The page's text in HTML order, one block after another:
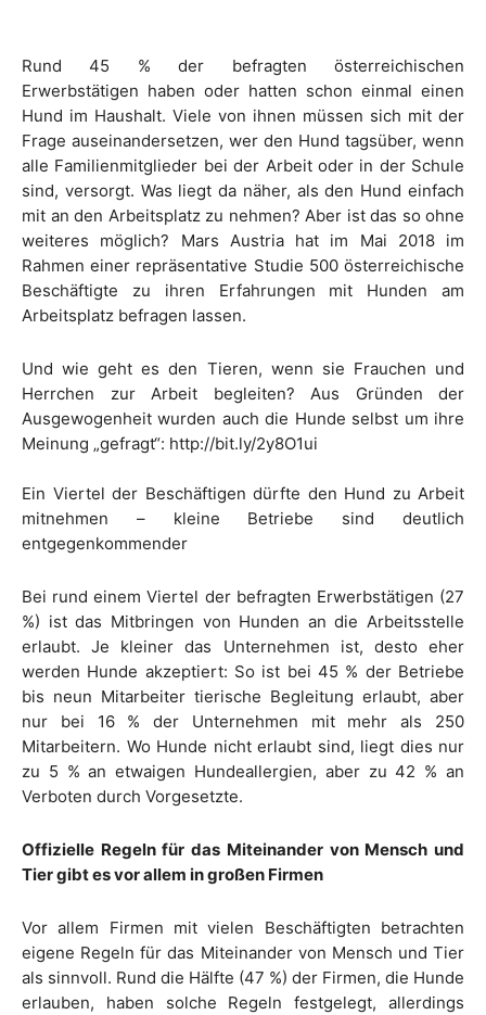
Rund 45 % der befragten österreichischen
Erwerbstätigen haben oder hatten schon einmal einen
Hund im Haushalt. Viele von ihnen müssen sich mit der
Frage auseinandersetzen, wer den Hund tagsüber, wenn
alle Familienmitglieder bei der Arbeit oder in der Schule
sind, versorgt. Was liegt da näher, als den Hund einfach
mit an den Arbeitsplatz zu nehmen? Aber ist das so ohne
weiteres möglich? Mars Austria hat im Mai 2018 im
Rahmen einer repräsentative Studie 500 österreichische
Beschäftigte zu ihren Erfahrungen mit Hunden am
Arbeitsplatz befragen lassen.
Und wie geht es den Tieren, wenn sie Frauchen und
Herrchen zur Arbeit begleiten? Aus Gründen der
Ausgewogenheit wurden auch die Hunde selbst um ihre
Meinung „gefragt“: http://bit.ly/2y8O1ui
Ein Viertel der Beschäftigen dürfte den Hund zu Arbeit
mitnehmen – kleine Betriebe sind deutlich
entgegenkommender
Bei rund einem Viertel der befragten Erwerbstätigen (27
%) ist das Mitbringen von Hunden an die Arbeitsstelle
erlaubt. Je kleiner das Unternehmen ist, desto eher
werden Hunde akzeptiert: So ist bei 45 % der Betriebe
bis neun Mitarbeiter tierische Begleitung erlaubt, aber
nur bei 16 % der Unternehmen mit mehr als 250
Mitarbeitern. Wo Hunde nicht erlaubt sind, liegt dies nur
zu 5 % an etwaigen Hundeallergien, aber zu 42 % an
Verboten durch Vorgesetzte.
Offizielle Regeln für das Miteinander von Mensch und
Tier gibt es vor allem in großen Firmen
Vor allem Firmen mit vielen Beschäftigten betrachten
eigene Regeln für das Miteinander von Mensch und Tier
als sinnvoll. Rund die Hälfte (47 %) der Firmen, die Hunde
erlauben, haben solche Regeln festgelegt, allerdings